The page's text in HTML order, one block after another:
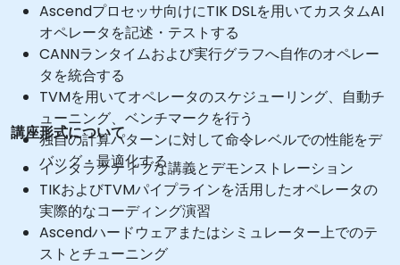
Ascendプロセッサ向けにTIK DSLを用いてカスタムAI
オペレータを記述・テストする
CANNランタイムおよび実行グラフへ自作のオペレー
タを統合する
TVMを用いてオペレータのスケジューリング、自動チ
ューニング、ベンチマークを行う
独自の計算パターンに対して命令レベルでの性能をデ
バッグ・最適化する
講座形式について
インタラクティブな講義とデモンストレーション
TIKおよびTVMパイプラインを活用したオペレータの
実際的なコーディング演習
Ascendハードウェアまたはシミュレーター上でのテ
ストとチューニング